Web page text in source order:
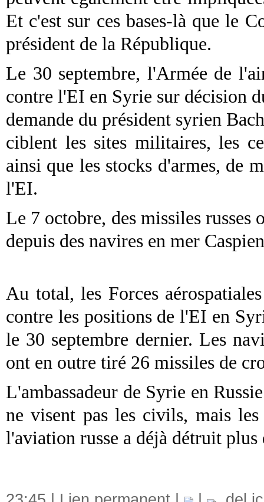
Et c'est sur ces bases-là que le
président de la République.
Le 30 septembre, l'Armée de
contre l'EI en Syrie sur décision
demande du président syrien
ciblent les sites militaires, les
ainsi que les stocks d'armes, de
l'EI.
Le 7 octobre, des missiles russes
depuis des navires en mer
Au total, les Forces
contre les positions de l'EI en
le 30 septembre dernier. Les
ont en outre tiré 26 missiles de
L'ambassadeur de Syrie en
ne visent pas les civils, mais
l'aviation russe a déjà détruit